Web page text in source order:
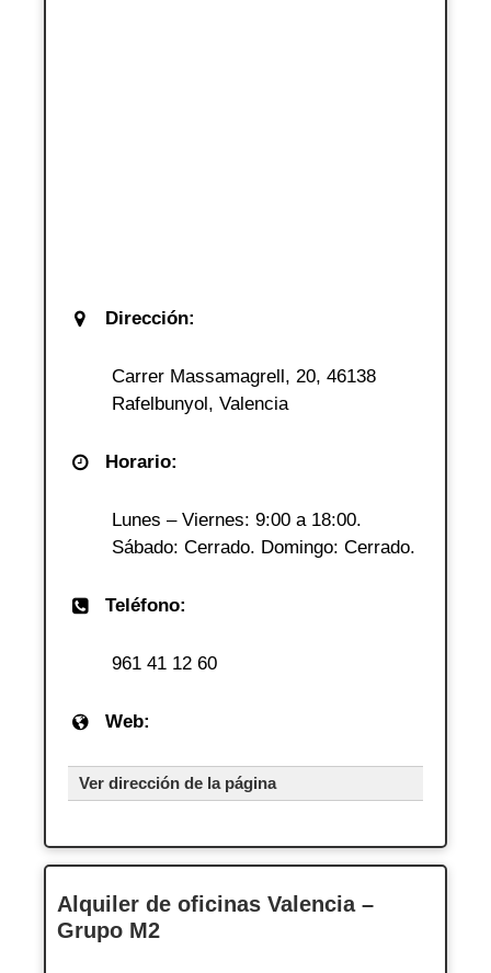
Dirección:
Carrer Massamagrell, 20, 46138
Rafelbunyol, Valencia
Horario:
Lunes – Viernes: 9:00 a 18:00.
Sábado: Cerrado. Domingo: Cerrado.
Teléfono:
961 41 12 60
Web:
Ver dirección de la página
Alquiler de oficinas Valencia –
Grupo M2